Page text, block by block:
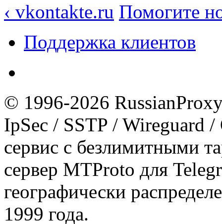
‹ vkontakte.ru Помогите
Поддержка клиентов
© 1996-2026
IpSec / SSTP / Wireguard
сервис с безлимитными
сервер MTProto для
географически
1999 года.